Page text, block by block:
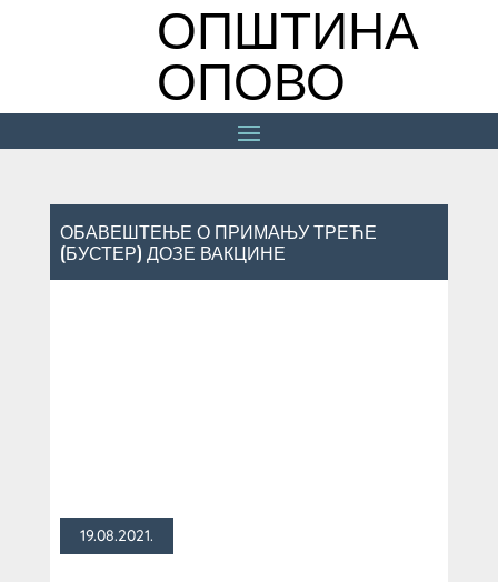
ОПШТИНА
ОПОВО
ОБАВЕШТЕЊЕ О ПРИМАЊУ ТРЕЋЕ
(БУСТЕР) ДОЗЕ ВАКЦИНЕ
19.08.2021.